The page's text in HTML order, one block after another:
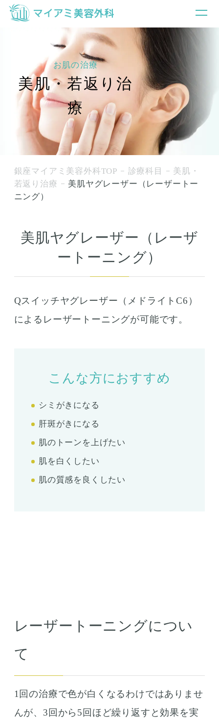
お肌の治療
美肌・若返り治
療
銀座マイアミ美容外科TOP 診療科目
美肌・
若返り治療
美肌ヤグレーザー（レーザートー
ニング）
美肌ヤグレーザー（レーザ
ートーニング）
Qスイッチヤグレーザー（メドライトC6）
によるレーザートーニングが可能です。
こんな方におすすめ
シミがきになる
肝斑がきになる
肌のトーンを上げたい
肌を白くしたい
肌の質感を良くしたい
レーザートーニングについ
て
1回の治療で色が白くなるわけではありませ
んが、3回から5回ほど繰り返すと効果を実